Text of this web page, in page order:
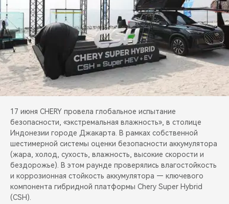
CHERY И СПОРТ
НАШИ МЕРОПРИЯТИЯ
ВИДЕООБЗОРЫ
17 июня CHERY провела глобальное испытание
безопасности, «экстремальная влажность», в столице
Индонезии городе Джакарта. В рамках собственной
шестимерной системы оценки безопасности аккумулятора
(жара, холод, сухость, влажность, высокие скорости и
бездорожье). В этом раунде проверялись влагостойкость
и коррозионная стойкость аккумулятора — ключевого
компонента гибридной платформы Chery Super Hybrid
(CSH).